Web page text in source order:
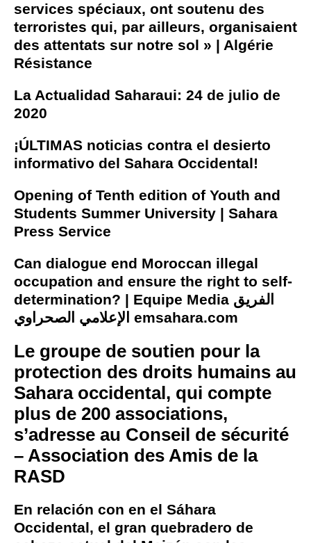
services spéciaux, ont soutenu des
terroristes qui, par ailleurs, organisaient
des attentats sur notre sol » | Algérie
Résistance
La Actualidad Saharaui: 24 de julio de
2020
¡ÚLTIMAS noticias contra el desierto
informativo del Sahara Occidental!
Opening of Tenth edition of Youth and
Students Summer University | Sahara
Press Service
Can dialogue end Moroccan illegal
occupation and ensure the right to self-
determination? | Equipe Media الفريق
الإعلامي الصحراوي emsahara.com
Le groupe de soutien pour la
protection des droits humains au
Sahara occidental, qui compte
plus de 200 associations,
s’adresse au Conseil de sécurité
– Association des Amis de la
RASD
En relación con en el Sáhara
Occidental, el gran quebradero de